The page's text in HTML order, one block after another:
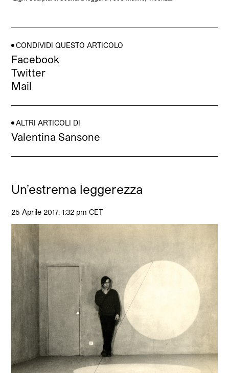
CONDIVIDI QUESTO ARTICOLO
Facebook
Twitter
Mail
ALTRI ARTICOLI DI
Valentina Sansone
Un’estrema leggerezza
25 Aprile 2017, 1:32 pm CET